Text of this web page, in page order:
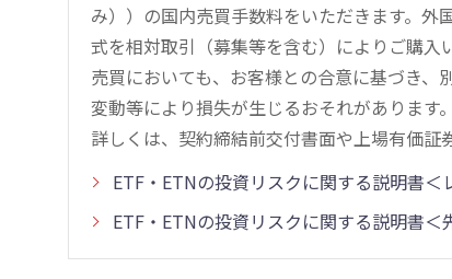
み））の国内売買手数料をいただきます。
式を相対取引（募集等を含む）によりご購
売買においても、お客様との合意に基づき
変動等により損失が生じるおそれがあります。
詳しくは、契約締結前交付書面や上場有価証
ETF・ETNの投資リスクに関する説明書
ETF・ETNの投資リスクに関する説明書